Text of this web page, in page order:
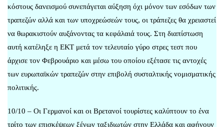
κόστους δανεισμού συνεπάγεται αύξηση όχι μόνον των εσόδων των
τραπεζών αλλά και των υποχρεώσεών τους, οι τράπεζες θα χρειαστεί
να θωρακιστούν αυξάνοντας τα κεφάλαιά τους. Στη διαπίστωση
αυτή κατέληξε η ΕΚΤ μετά τον τελευταίο γύρο στρες τεστ που
άρχισε τον Φεβρουάριο και μέσω του οποίου εξέτασε τις αντοχές
των ευρωπαϊκών τραπεζών στην επιβολή συσταλτικής νομισματικής
πολιτικής.
10/10 – Οι Γερμανοί και οι Βρετανοί τουρίστες καλύπτουν το ένα
τρίτο των επισκέψεων ξένων ταξιδιωτών στην Ελλάδα και αφήνουν